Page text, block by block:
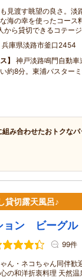
見渡す眺望の良さ。淡
海の幸を使ったコース
から貸切できるコテージ
兵庫県淡路市釜口2454
神戸淡路鳴門自動
約8分。東浦バスター
み合わせたおトクな
切露天風呂♪
ョン ビーグル
99件
ん・ネコちゃん同伴歓
の和洋折衷料理 天然